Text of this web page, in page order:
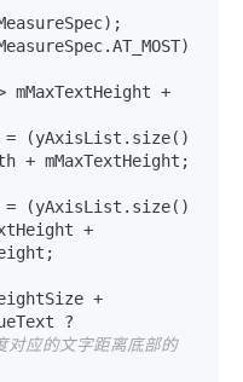
mMaxTextHeight +
+ mMaxTextHeight;
+
?
应的文字距离底部的